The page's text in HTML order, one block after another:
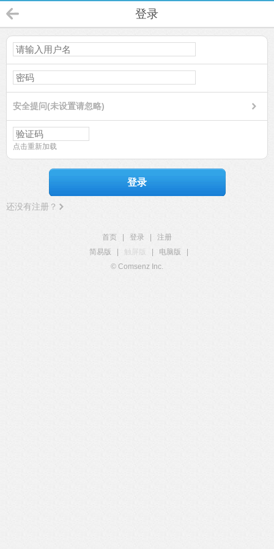
登录
安全提问(未设置请忽略)
点击重新加载
登录
还没有注册？
首页 登录
注册
简易版
触屏版 电脑版
© Comsenz Inc.